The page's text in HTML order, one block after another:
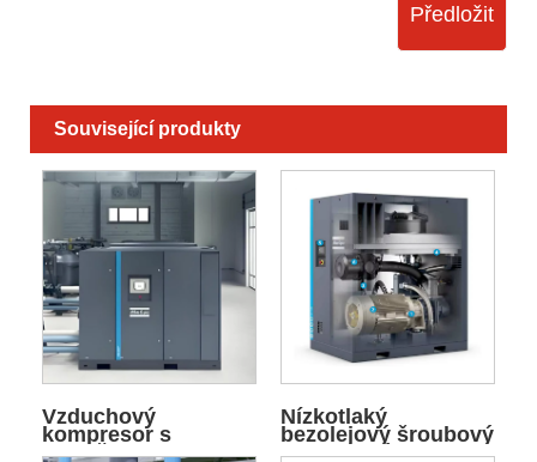
Předložit
Související produkty
Vzduchový
kompresor s
proměnnou
Nízkotlaký
bezolejový šroubový
vzduchový